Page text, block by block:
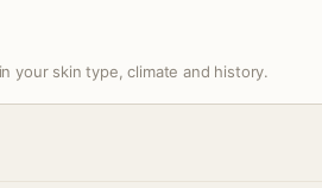
your skin type, climate and history.